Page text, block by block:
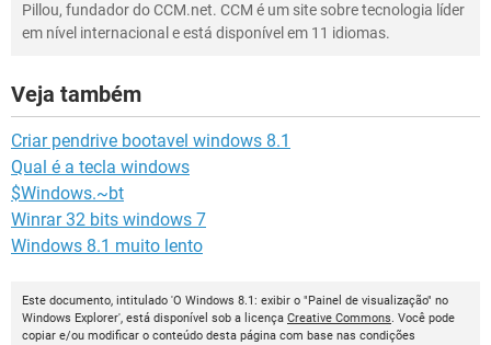
Pillou, fundador do CCM.net. CCM é um site sobre tecnologia líder
em nível internacional e está disponível em 11 idiomas.
Veja também
Criar pendrive bootavel windows 8.1
Qual é a tecla windows
$Windows.~bt
Winrar 32 bits windows 7
Windows 8.1 muito lento
Este documento, intitulado 'O Windows 8.1: exibir o "Painel de visualização" no
Windows Explorer', está disponível sob a licença Creative Commons. Você pode
copiar e/ou modificar o conteúdo desta página com base nas condições